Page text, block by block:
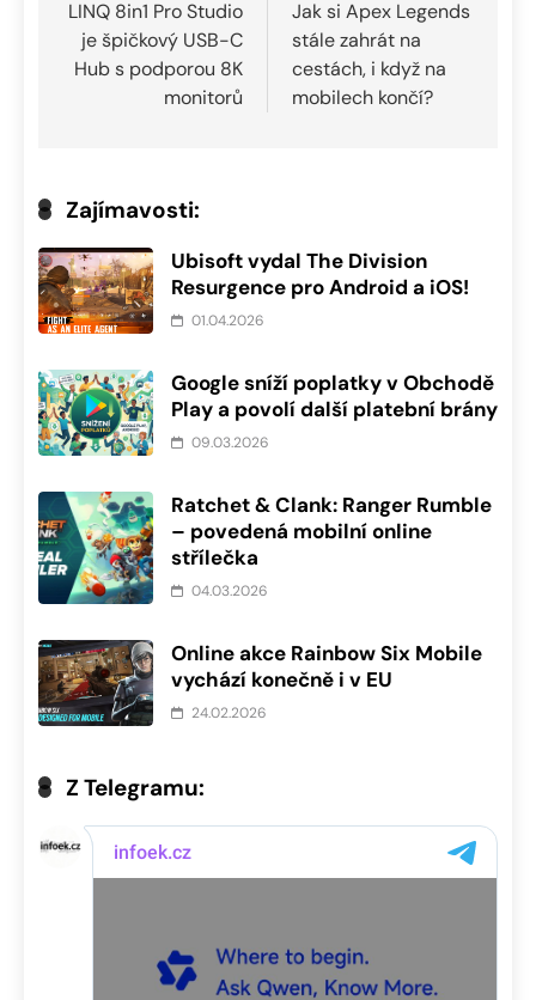
pro
příspěvek
LINQ 8in1 Pro Studio
je špičkový USB-C
Hub s podporou 8K
monitorů
Jak si Apex Legends
stále zahrát na
cestách, i když na
mobilech končí?
Zajímavosti:
Ubisoft vydal The Division
Resurgence pro Android a iOS!
01.04.2026
Google sníží poplatky v Obchodě
Play a povolí další platební brány
09.03.2026
Ratchet & Clank: Ranger Rumble
– povedená mobilní online
střílečka
04.03.2026
Online akce Rainbow Six Mobile
vychází konečně i v EU
24.02.2026
Z Telegramu: